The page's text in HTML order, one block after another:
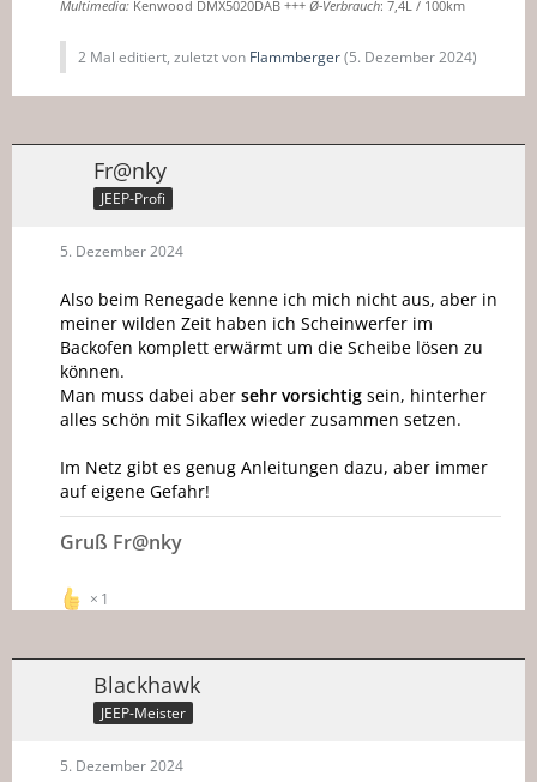
Multimedia: Kenwood DMX5020DAB +++ Ø-Verbrauch: 7,4L / 100km
2 Mal editiert, zuletzt von Flammberger(5. Dezember 2024)
Fr@nky
JEEP-Profi
5. Dezember 2024
Also beim Renegade kenne ich mich nicht aus, aber in
meiner wilden Zeit haben ich Scheinwerfer im
Backofen komplett erwärmt um die Scheibe lösen zu
können.
Man muss dabei aber sehr vorsichtig sein, hinterher
alles schön mit Sikaflex wieder zusammen setzen.
Im Netz gibt es genug Anleitungen dazu, aber immer
auf eigene Gefahr!
Gruß Fr@nky
1
Blackhawk
JEEP-Meister
5. Dezember 2024